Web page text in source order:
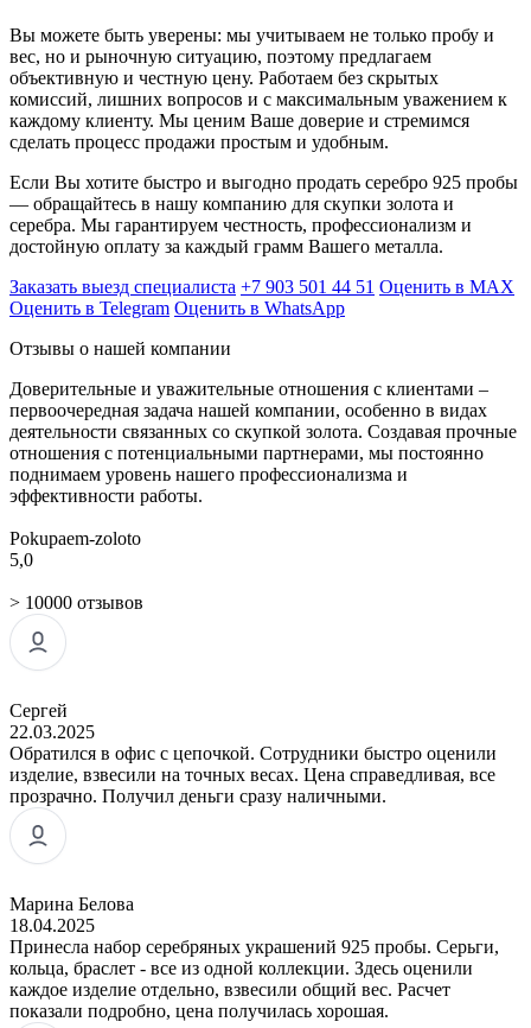
Вы можете быть уверены: мы учитываем не только пробу и
вес, но и рыночную ситуацию, поэтому предлагаем
объективную и честную цену. Работаем без скрытых
комиссий, лишних вопросов и с максимальным уважением к
каждому клиенту. Мы ценим Ваше доверие и стремимся
сделать процесс продажи простым и удобным.
Если Вы хотите быстро и выгодно продать серебро 925 пробы
— обращайтесь в нашу компанию для скупки золота и
серебра. Мы гарантируем честность, профессионализм и
достойную оплату за каждый грамм Вашего металла.
Заказать выезд специалиста +7 903 501 44 51 Оценить в MAX
Оценить в Telegram Оценить в WhatsApp
Отзывы о нашей компании
Доверительные и уважительные отношения с клиентами –
первоочередная задача нашей компании, особенно в видах
деятельности связанных со скупкой золота. Создавая прочные
отношения с потенциальными партнерами, мы постоянно
поднимаем уровень нашего профессионализма и
эффективности работы.
Pokupaem-zoloto
5,0
> 10000 отзывов
Сергей
22.03.2025
Обратился в офис с цепочкой. Сотрудники быстро оценили
изделие, взвесили на точных весах. Цена справедливая, все
прозрачно. Получил деньги сразу наличными.
Марина Белова
18.04.2025
Принесла набор серебряных украшений 925 пробы. Серьги,
кольца, браслет - все из одной коллекции. Здесь оценили
каждое изделие отдельно, взвесили общий вес. Расчет
показали подробно, цена получилась хорошая.